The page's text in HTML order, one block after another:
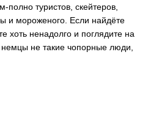
полно туристов, скейтеров,
и мороженого. Если найдёте
хоть ненадолго и поглядите на
не такие чопорные люди,